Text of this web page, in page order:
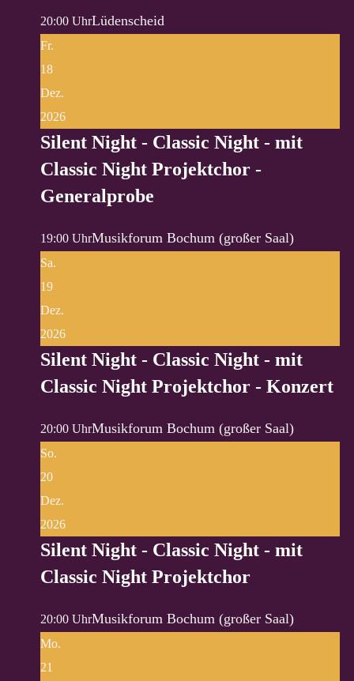
20:00 UhrLüdenscheid
Fr.
18
Dez.
2026
Silent Night - Classic Night - mit
Classic Night Projektchor -
Generalprobe
19:00 UhrMusikforum Bochum (großer Saal)
Sa.
19
Dez.
2026
Silent Night - Classic Night - mit
Classic Night Projektchor - Konzert
20:00 UhrMusikforum Bochum (großer Saal)
So.
20
Dez.
2026
Silent Night - Classic Night - mit
Classic Night Projektchor
20:00 UhrMusikforum Bochum (großer Saal)
Mo.
21